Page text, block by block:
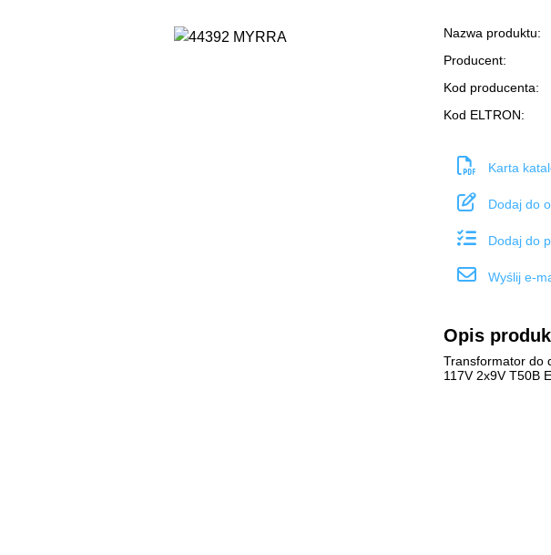
Nazwa produktu:
Producent:
Kod producenta:
Kod ELTRON:
Karta
Dodaj do
Dodaj do
Wyślij e-
Opis
Transformator do
117V 2x9V T50B